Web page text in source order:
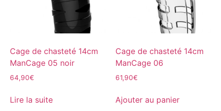
Cage de chasteté 14cm
ManCage 05 noir
64,90€
Lire la suite
Cage de chasteté 14cm
ManCage 06
61,90€
Ajouter au panier